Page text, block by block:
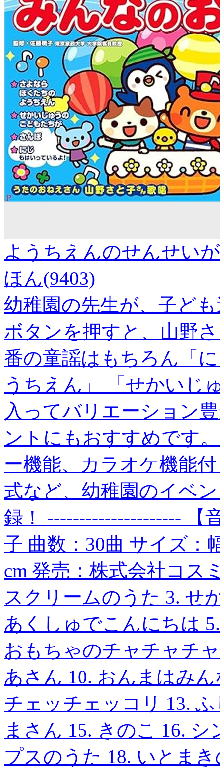
ようちえんのせんせい
ほん(9403)
幼稚園の先生が、子ど
ボタンを押すと、山野
番の童謡はもちろん「
うちえん」 「せかいじ
入ってバリエーション
ントにもおすすめです
ー機能、カラオケ機能
式など、幼稚園のイベ
録！ --------------------- 【
子 曲数：30曲 サイズ：
cm 発売：株式会社コス
スクリームのうた 3. せ
あくしゅでこんにちは
おもちゃのチャチャチ
あさん 10. おんまはみ
チェッチェッコリ 13.
まさん 15. きのこ 16.
プスのうた 18. いとま